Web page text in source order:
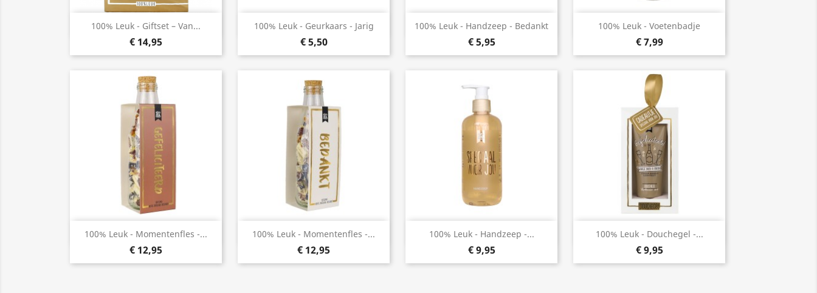
100% Leuk - Giftset – Van...
€ 14,95
Snel bekijken 100% Leuk - Geurkaars - Jarig
€ 5,50
Snel bekijken 100% Leuk - Handzeep - Bedankt
€ 5,95
Snel bekijken 100% Leuk - Voetenbadje
€ 7,99
Snel bekijken
100% Leuk - Momentenfles -...
€ 12,95
Snel bekijken 100% Leuk - Momentenfles -...
€ 12,95
Snel bekijken 100% Leuk - Handzeep -...
€ 9,95
Snel bekijken 100% Leuk - Douchegel -...
€ 9,95
Snel bekijken